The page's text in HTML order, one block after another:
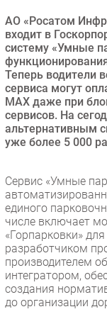
Здоровье
РАЗДЕЛЫ
Новости
Аналитика
Интервью
Проекты
IT класс
Тестовый
Каталог
АО «Росатом
входит в
систему «Умные
Теперь водители
сервиса могут
МАX даже при
сервисов. На
альтернативным
уже более 5 000
Сервис «Умные
единого
числе включает
«Горпарковки»
разработчиком
производителем
интегратором,
создания
до организации